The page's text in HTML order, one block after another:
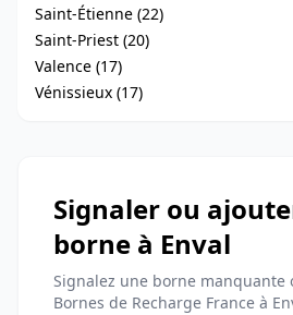
Saint-Étienne (22)
Saint-Priest (20)
Valence (17)
Vénissieux (17)
Signaler ou
borne à Enval
Signalez une borne manquante
Bornes de Recharge France à